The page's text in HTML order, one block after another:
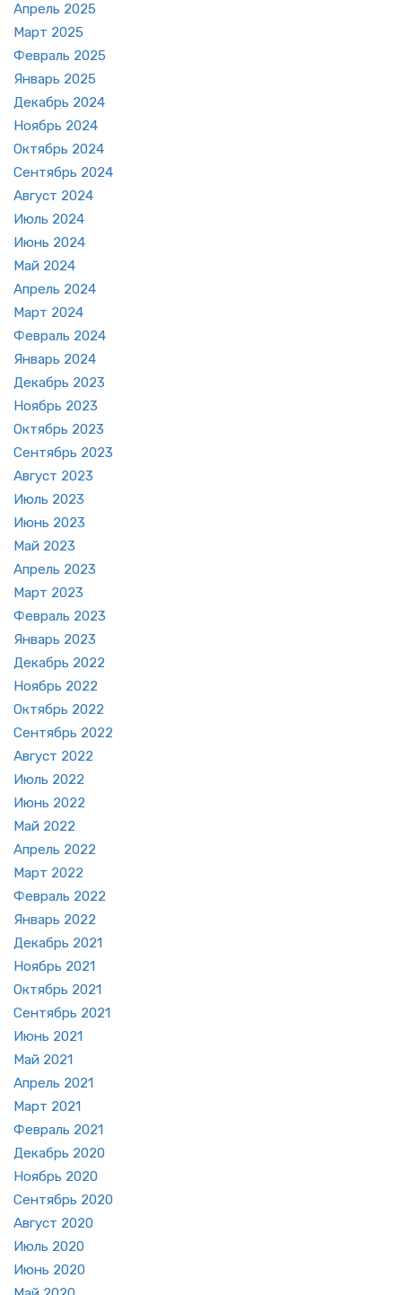
Ап­рель 2025
Март 2025
Фев­раль 2025
Ян­варь 2025
Де­кабрь 2024
Но­ябрь 2024
Ок­тябрь 2024
Сен­тябрь 2024
Ав­густ 2024
Июль 2024
Июнь 2024
Май 2024
Ап­рель 2024
Март 2024
Фев­раль 2024
Ян­варь 2024
Де­кабрь 2023
Но­ябрь 2023
Ок­тябрь 2023
Сен­тябрь 2023
Ав­густ 2023
Июль 2023
Июнь 2023
Май 2023
Ап­рель 2023
Март 2023
Фев­раль 2023
Ян­варь 2023
Де­кабрь 2022
Но­ябрь 2022
Ок­тябрь 2022
Сен­тябрь 2022
Ав­густ 2022
Июль 2022
Июнь 2022
Май 2022
Ап­рель 2022
Март 2022
Фев­раль 2022
Ян­варь 2022
Де­кабрь 2021
Но­ябрь 2021
Ок­тябрь 2021
Сен­тябрь 2021
Июнь 2021
Май 2021
Ап­рель 2021
Март 2021
Фев­раль 2021
Де­кабрь 2020
Но­ябрь 2020
Сен­тябрь 2020
Ав­густ 2020
Июль 2020
Июнь 2020